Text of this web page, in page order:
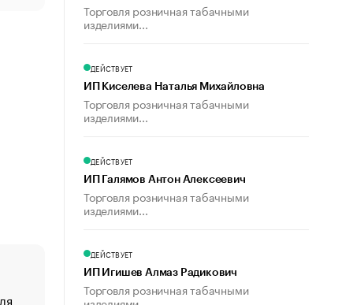
«От спорта тело стареет иначе». Как живет глава
Торговля розничная табачными
изделиями...
ДЕЙСТВУЕТ
ИП Киселева Наталья Михайловна
Торговля розничная табачными
изделиями...
ДЕЙСТВУЕТ
ИП Галямов Антон Алексеевич
Торговля розничная табачными
изделиями...
ДЕЙСТВУЕТ
ИП Игишев Алмаз Радикович
Торговля розничная табачными